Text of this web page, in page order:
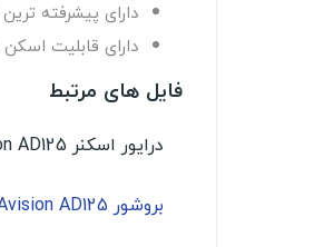
دارای پیشرفته
دارای قابلیت اسکن
فایل های مرتبط
درایور اسکنر Avision AD125
بروشور Avision AD125